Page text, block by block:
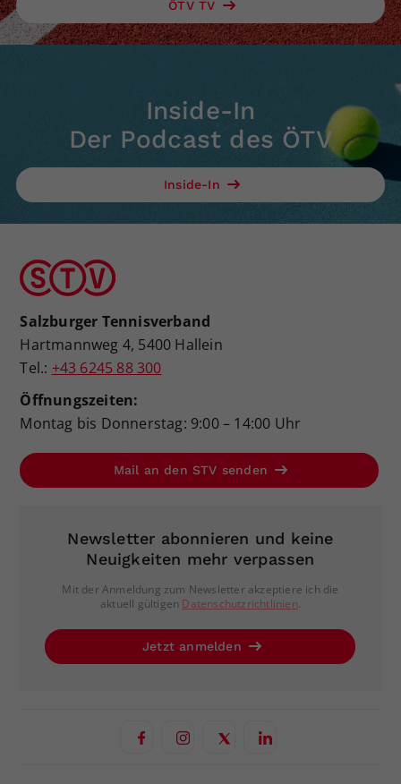
ÖTV TV
Inside-In
Der Podcast des ÖTV
Inside-In
Salzburger Tennisverband
Hartmannweg 4, 5400 Hallein
Tel.: +43 6245 88 300
Öffnungszeiten:
Montag bis Donnerstag: 9:00 – 14:00 Uhr
Mail an den STV senden
Newsletter abonnieren und keine
Neuigkeiten mehr verpassen
Mit der Anmeldung zum Newsletter akzeptiere ich die
aktuell gültigen Datenschutzrichtlinien.
Jetzt anmelden